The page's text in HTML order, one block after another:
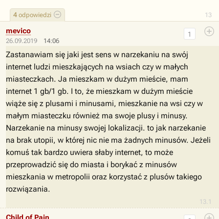
13
4 odpowiedzi
26.09.2019 14:06
13.1
1
mevico
Zastanawiam się jaki jest sens w narzekaniu na swój
internet ludzi mieszkających na wsiach czy w małych
miasteczkach. Ja mieszkam w dużym mieście, mam
internet 1 gb/1 gb. I to, że mieszkam w dużym mieście
wiąże się z plusami i minusami, mieszkanie na wsi czy w
małym miasteczku również ma swoje plusy i minusy.
Narzekanie na minusy swojej lokalizacji. to jak narzekanie
na brak utopii, w której nic nie ma żadnych minusów. Jeżeli
komuś tak bardzo uwiera słaby internet, to może
przeprowadzić się do miasta i borykać z minusów
mieszkania w metropolii oraz korzystać z plusów takiego
rozwiązania.